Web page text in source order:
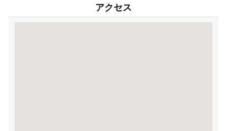
アクセス